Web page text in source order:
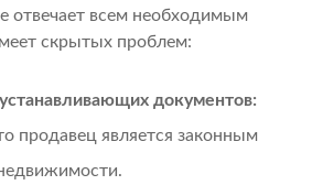
отвечает всем необходимым
скрытых проблем:
документов:
продавец является законным